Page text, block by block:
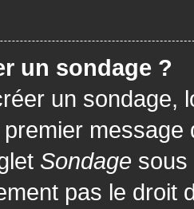
un sondage ?
un sondage,
Sondage sous
pas le